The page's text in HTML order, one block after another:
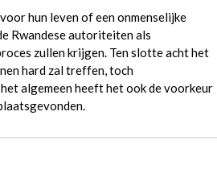
hun leven of een onmenselijke
Rwandese autoriteiten als
zullen krijgen. Ten slotte acht het
hard zal treffen, toch
algemeen heeft het ook de voorkeur